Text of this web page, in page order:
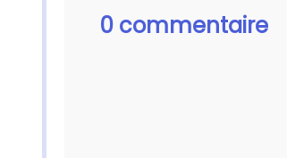
0 commentaire